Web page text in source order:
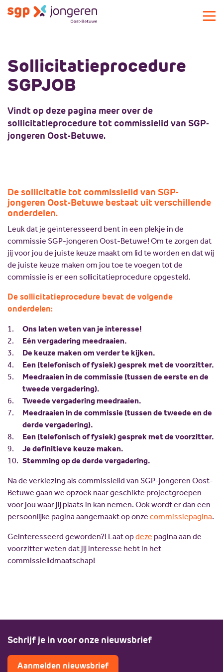
Over SGPJOB
Geschiedenis
Actueel
Commissie
Magazine
Podcast
Sponsor worden
Landelijke SGP-jongeren
Bestuur
Missie en visie
Geschiedenis
Standpunten
Plaatselijke SGP
Plaatselijke SGP
Lokale politici
SGP Landelijk
SGP Gelderland
SGP Rivierenland
SGP Neder-Betuwe
PCG Buren
Contact
Lid worden
Sollicitatieprocedure
SGPJOB
Vindt op deze pagina meer over de
sollicitatieprocedure tot commissielid van SGP-
jongeren Oost-Betuwe.
De sollicitatie tot commissielid van SGP-
jongeren Oost-Betuwe bestaat uit verschillende
onderdelen.
Leuk dat je geïnteresseerd bent in een plekje in de
commissie SGP-jongeren Oost-Betuwe! Om te zorgen dat
jij voor jou de juiste keuze maakt om lid te worden en dat wij
de juiste keuze maken om jou toe te voegen tot de
commissie is er een sollicitatieprocedure opgesteld.
De sollicitatieprocedure bevat de volgende
onderdelen:
Ons laten weten van je interesse!
Eén vergadering meedraaien.
De keuze maken om verder te kijken.
Een (telefonisch of fysiek) gesprek met de voorzitter.
Meedraaien in de commissie (tussen de eerste en de
tweede vergadering).
Tweede vergadering meedraaien.
Meedraaien in de commissie (tussen de tweede en de
derde vergadering).
Een (telefonisch of fysiek) gesprek met de voorzitter.
Je definitieve keuze maken.
Stemming op de derde vergadering.
Na de verkiezing als commissielid van SGP-jongeren Oost-
Betuwe gaan we opzoek naar geschikte projectgroepen
voor jou waar jij plaats in kan nemen. Ook wordt er dan een
persoonlijke pagina aangemaakt op onze commissiepagina.
Geinteresseerd geworden?! Laat opdeze pagina aan de
voorzitter weten dat jij interesse hebt in het
commissielidmaatschap!
Schrijf je in voor onze nieuwsbrief
Aanmelden nieuwsbrief